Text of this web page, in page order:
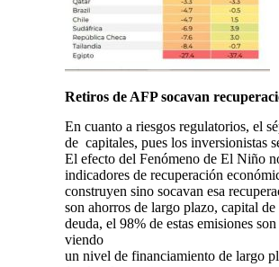
Retiros de AFP socavan
En cuanto a riesgos regulatorios, el
de capitales, pues los inversionistas
El efecto del Fenómeno de El Niño
indicadores de recuperación
construyen sino socavan esa
son ahorros de largo plazo, capital
deuda, el 98% de estas emisiones
viendo
un nivel de financiamiento de largo